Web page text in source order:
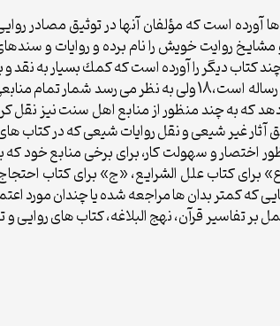
است كه مؤلفان آنها در توثيق مصادر
كه به چند منظور از منابع اهل سنت نيز نقل
آثار غير شيعى و نقل روايات شيعى كه در كتاب
و سهولت كار، براى برخى منابع خود كه
براى كتاب علل الشرايع، «ج» براى كتاب
بر تفاسير قرآن، نهج البلاغه، كتاب هاى